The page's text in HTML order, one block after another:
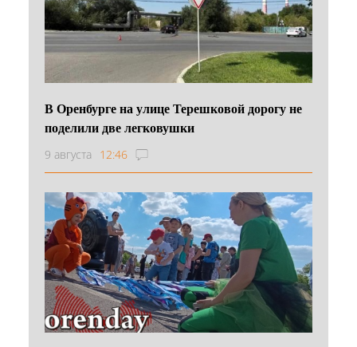
В Оренбурге на улице Терешковой дорогу не
поделили две легковушки
9 августа 12:46